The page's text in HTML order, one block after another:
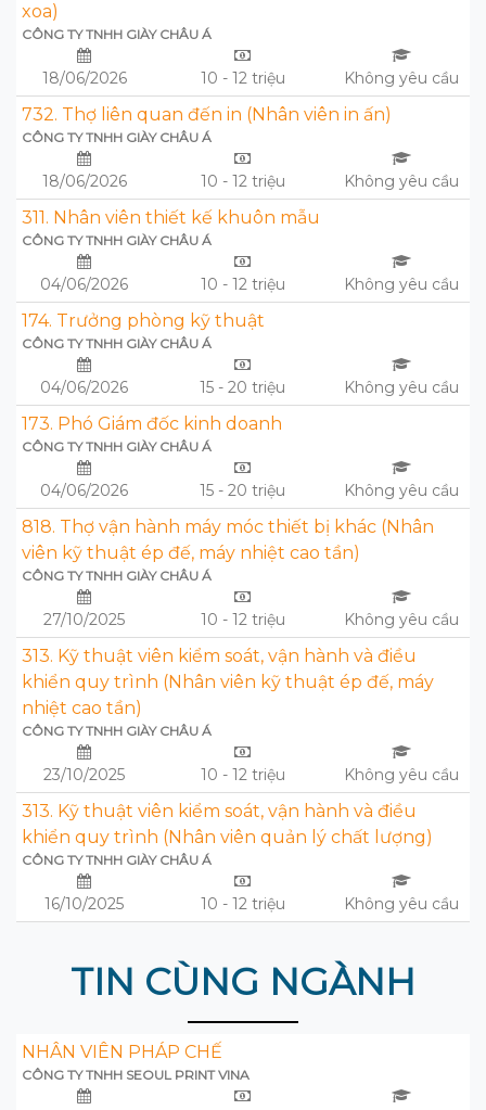
xoa)
CÔNG TY TNHH GIÀY CHÂU Á
18/06/2026 10 - 12 triệu Không yêu cầu
732. Thợ liên quan đến in (Nhân viên in ấn)
CÔNG TY TNHH GIÀY CHÂU Á
18/06/2026 10 - 12 triệu Không yêu cầu
311. Nhân viên thiết kế khuôn mẫu
CÔNG TY TNHH GIÀY CHÂU Á
04/06/2026 10 - 12 triệu Không yêu cầu
174. Trưởng phòng kỹ thuật
CÔNG TY TNHH GIÀY CHÂU Á
04/06/2026 15 - 20 triệu Không yêu cầu
173. Phó Giám đốc kinh doanh
CÔNG TY TNHH GIÀY CHÂU Á
04/06/2026 15 - 20 triệu Không yêu cầu
818. Thợ vận hành máy móc thiết bị khác (Nhân
viên kỹ thuật ép đế, máy nhiệt cao tần)
CÔNG TY TNHH GIÀY CHÂU Á
27/10/2025 10 - 12 triệu Không yêu cầu
313. Kỹ thuật viên kiểm soát, vận hành và điều
khiển quy trình (Nhân viên kỹ thuật ép đế, máy
nhiệt cao tần)
CÔNG TY TNHH GIÀY CHÂU Á
23/10/2025 10 - 12 triệu Không yêu cầu
313. Kỹ thuật viên kiểm soát, vận hành và điều
khiển quy trình (Nhân viên quản lý chất lượng)
CÔNG TY TNHH GIÀY CHÂU Á
16/10/2025 10 - 12 triệu Không yêu cầu
TIN CÙNG NGÀNH
NHÂN VIÊN PHÁP CHẾ
CÔNG TY TNHH SEOUL PRINT VINA